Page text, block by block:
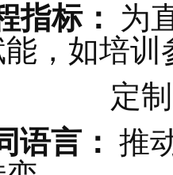
：动态
目标聚